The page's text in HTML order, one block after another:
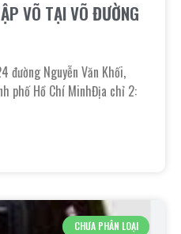
VÕ TẠI VÕ ĐƯỜNG
đường Nguyễn Văn Khối,
phố Hồ Chí MinhĐịa chỉ 2:
CHƯA PHÂN LOẠI